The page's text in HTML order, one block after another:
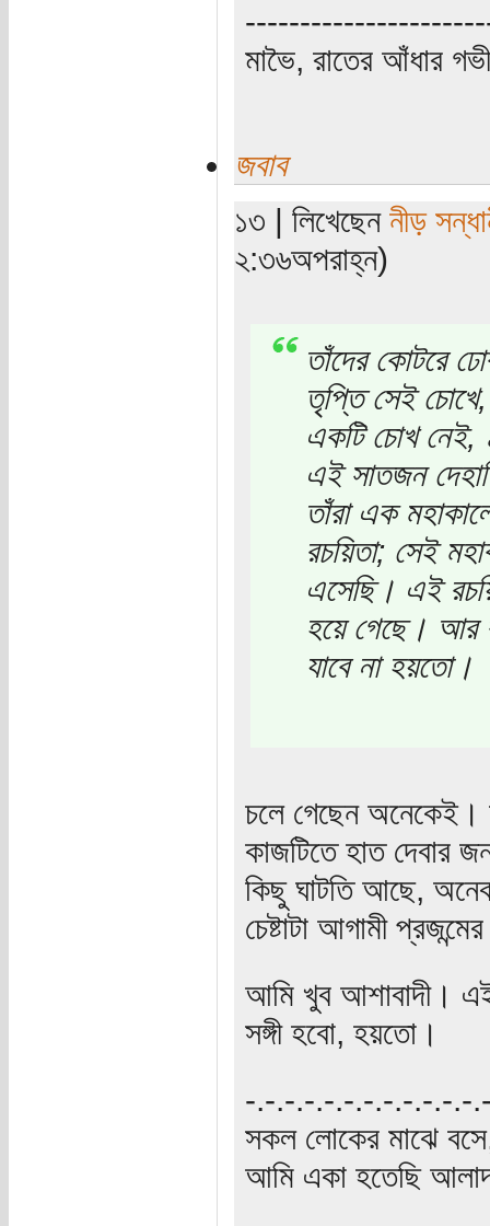
মাভৈ, রাতের আঁধার
জবাব
১৩ | লিখেছেন নীড়
২:৩৬অপরাহ্ন)
তাঁদের কোটরে
তৃপ্তি সেই
একটি চোখ নেই,
এই সাতজন
তাঁরা এক
রচয়িতা; সেই
এসেছি। এই
হয়ে গেছে। আর
যাবে না হয়তো।
চলে গেছেন অনেকেই।
কাজটিতে হাত দেবার
কিছু ঘাটতি আছে,
চেষ্টাটা আগামী
আমি খুব আশাবাদী।
সঙ্গী হবো, হয়তো।
‍‌-.-.-.-.-.-.-.-.-.-.-.-
সকল লোকের মাঝে
আমি একা হতেছি